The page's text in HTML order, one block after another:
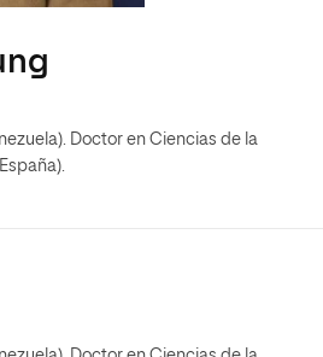
Doctor en Ciencias de la